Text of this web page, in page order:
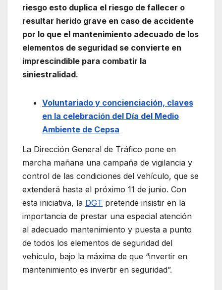
riesgo esto duplica el riesgo de fallecer o
resultar herido grave en caso de accidente
por lo que el mantenimiento adecuado de los
elementos de seguridad se convierte en
imprescindible para combatir la
siniestralidad.
Voluntariado y concienciación, claves
en la celebración del Día del Medio
Ambiente de Cepsa
La Dirección General de Tráfico pone en
marcha mañana una campaña de vigilancia y
control de las condiciones del vehículo, que se
extenderá hasta el próximo 11 de junio. Con
esta iniciativa, la DGT pretende insistir en la
importancia de prestar una especial atención
al adecuado mantenimiento y puesta a punto
de todos los elementos de seguridad del
vehículo, bajo la máxima de que “invertir en
mantenimiento es invertir en seguridad”.